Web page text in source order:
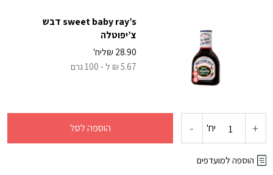
sweet baby ray’s דבש
צ’יפוטלה
₪ 28.90
ליח'
5.67 ₪ ל - 100 גרם
+ כמות
של
יח' - הוספה לסל
הוספה למועדפים